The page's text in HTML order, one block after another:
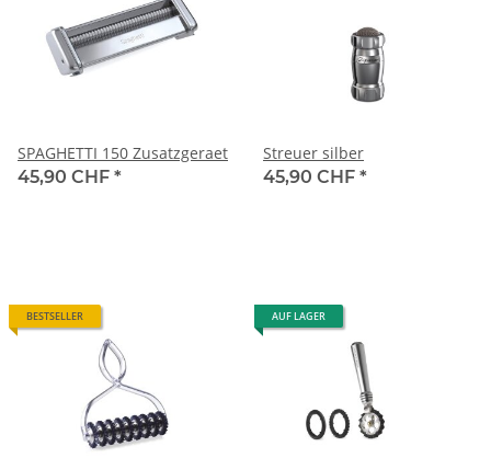
SPAGHETTI 150 Zusatzgeraet
45,90 CHF *
Streuer silber
45,90 CHF *
BESTSELLER AUF LAGER